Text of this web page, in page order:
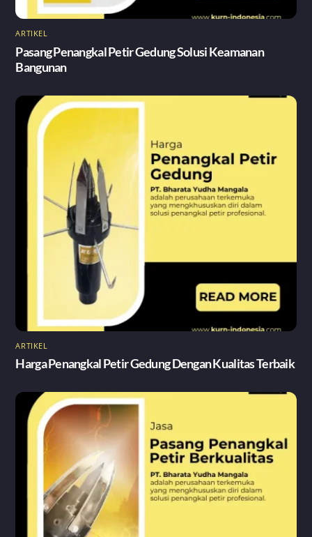
ARTIKEL
Pasang Penangkal Petir Gedung Solusi Keamanan
Bangunan
ARTIKEL
Harga Penangkal Petir Gedung Dengan Kualitas Terbaik